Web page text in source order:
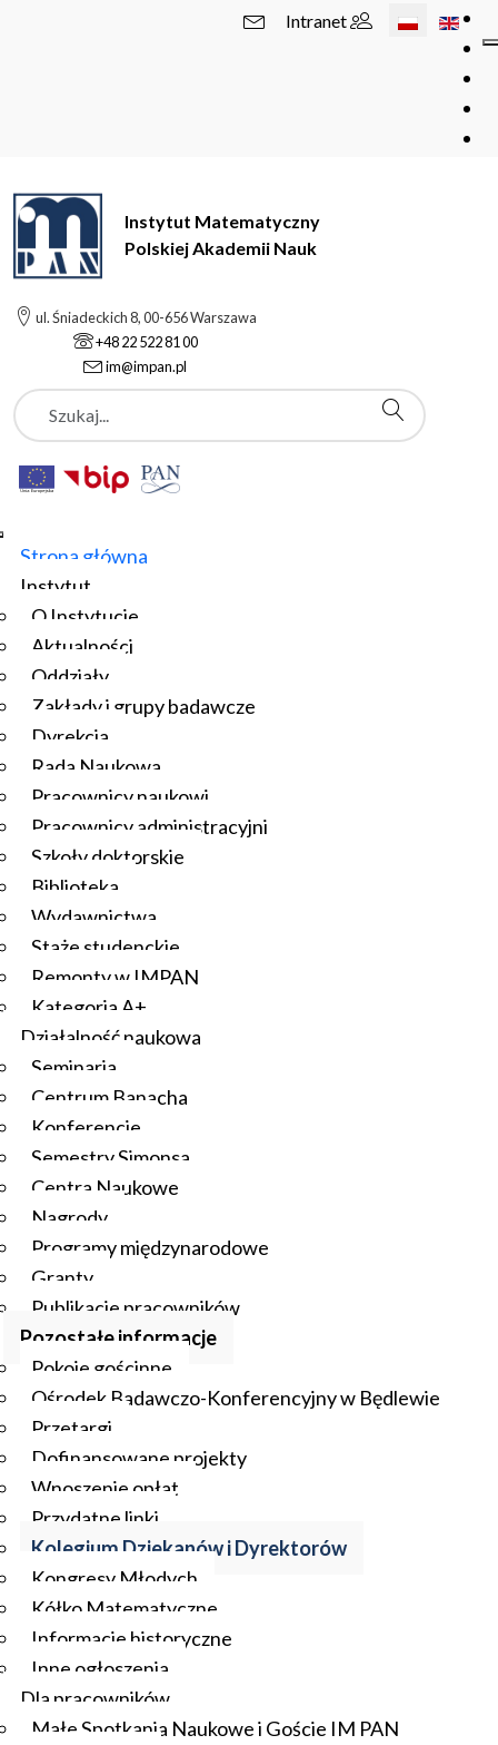
Wybierz swój
Intranet
Instytut Matematyczny
Polskiej Akademii Nauk
ul. Śniadeckich 8, 00-656 Warszawa
+48 22 522 81 00
im@impan.pl
Szukaj
Strona główna
Instytut
O Instytucie
Aktualności
Oddziały
Zakłady i grupy badawcze
Dyrekcja
Rada Naukowa
Pracownicy naukowi
Pracownicy administracyjni
Szkoły doktorskie
Biblioteka
Wydawnictwa
Staże studenckie
Remonty w IMPAN
Kategoria A+
Działalność naukowa
Seminaria
Centrum Banacha
Konferencje
Semestry Simonsa
Centra Naukowe
Nagrody
Programy międzynarodowe
Granty
Publikacje pracowników
Pozostałe informacje
Pokoje gościnne
Ośrodek Badawczo-Konferencyjny w Będlewie
Przetargi
Dofinansowane projekty
Wnoszenie opłat
Przydatne linki
Kolegium Dziekanów i Dyrektorów
Kongresy Młodych
Kółko Matematyczne
Informacje historyczne
Inne ogłoszenia
Dla pracowników
Małe Spotkania Naukowe i Goście IM PAN